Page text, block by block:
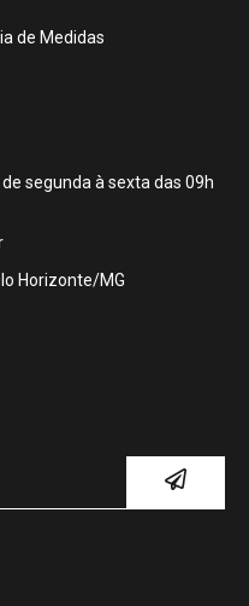
de Medidas
Horizonte/MG